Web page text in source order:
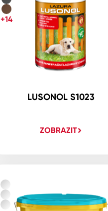
LUSONOL S1023
ZOBRAZIT
+14